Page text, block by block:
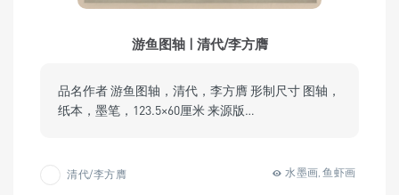
游鱼图轴 | 清代/李方膺
品名作者 游鱼图轴，清代，李方膺 形制尺寸 图轴，
纸本，墨笔，123.5×60厘米 来源版…
清代/李方膺 水墨画,鱼虾画